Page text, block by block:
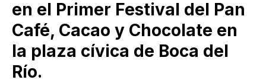
en el Primer Festival del Pan
Café, Cacao y Chocolate en
la plaza cívica de Boca del
Río.